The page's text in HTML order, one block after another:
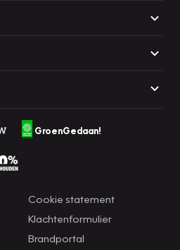
GroenGedaan!
Cookie statement
Klachtenformulier
Brandportal